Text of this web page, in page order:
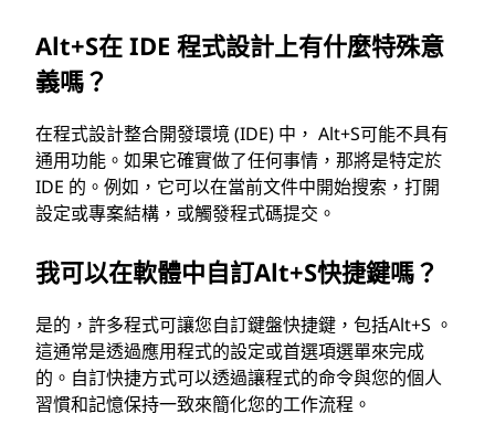
Alt+S在 IDE 程式設計上有什麼特殊意
義嗎？
在程式設計整合開發環境 (IDE) 中， Alt+S可能不具有
通用功能。如果它確實做了任何事情，那將是特定於
IDE 的。例如，它可以在當前文件中開始搜索，打開
設定或專案結構，或觸發程式碼提交。
我可以在軟體中自訂Alt+S快捷鍵嗎？
是的，許多程式可讓您自訂鍵盤快捷鍵，包括Alt+S 。
這通常是透過應用程式的設定或首選項選單來完成
的。自訂快捷方式可以透過讓程式的命令與您的個人
習慣和記憶保持一致來簡化您的工作流程。